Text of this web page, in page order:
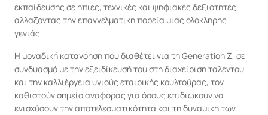
εκπαίδευσης σε ήπιες, τεχνικές και ψηφιακές δεξιότητες,
αλλάζοντας την επαγγελματική πορεία μιας ολόκληρης
γενιάς.
Η μοναδική κατανόηση που διαθέτει για τη Generation Z, σε
συνδυασμό με την εξειδίκευσή του στη διαχείριση ταλέντου
και την καλλιέργεια υγιούς εταιρικής κουλτούρας, τον
καθιστούν σημείο αναφοράς για όσους επιδιώκουν να
ενισχύσουν την αποτελεσματικότητα και τη δυναμική των